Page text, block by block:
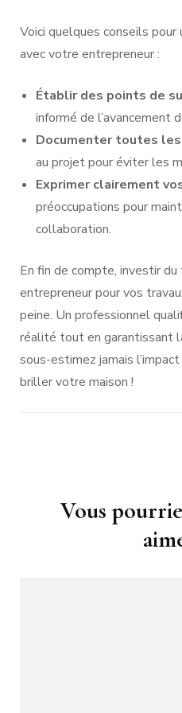
Voici quelques conseils pour
avec votre entrepreneur :
Établir des points de
informé de l’avancement
Documenter toutes
au projet pour éviter les
Exprimer clairement
préoccupations pour
collaboration.
En fin de compte, investir
entrepreneur pour vos
peine. Un professionnel
réalité tout en garantissant
sous-estimez jamais
briller votre maison !
Navigation
Vous